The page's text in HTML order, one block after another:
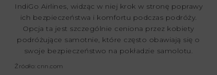
IndiGo Airlines, widząc w niej krok w stronę poprawy
ich bezpieczeństwa i komfortu podczas podróży.
Opcja ta jest szczególnie ceniona przez kobiety
podróżujące samotnie, które często obawiają się o
swoje bezpieczeństwo na pokładzie samolotu.
Źródło: cnn.com